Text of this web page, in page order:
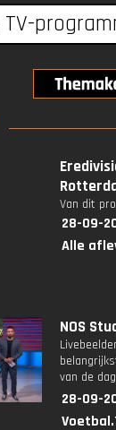
Van dit
28-09-
Alle
NOS
van de
28-09-